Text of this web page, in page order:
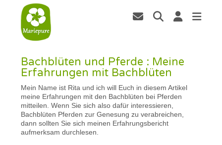
Bachblüten und Pferde : Meine
Erfahrungen mit Bachblüten
Mein Name ist Rita und ich will Euch in diesem Artikel
meine Erfahrungen mit den Bachblüten bei Pferden
mitteilen. Wenn Sie sich also dafür interessieren,
Bachblüten Pferden zur Genesung zu verabreichen,
dann sollten Sie sich meinen Erfahrungsbericht
aufmerksam durchlesen.